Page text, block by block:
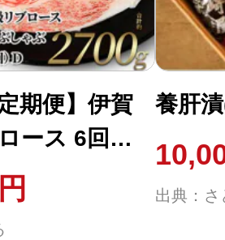
期便】伊賀
ース 6回定
合計2700g
養肝
出典：さ